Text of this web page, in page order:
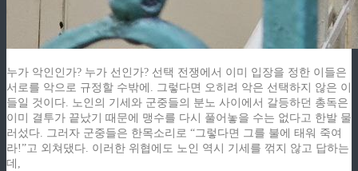
누가 악인인가? 누가 선인가? 선택 전쟁에서 이미 입장을 정한 이들은
서로를 악으로 규정할 수밖에. 그렇다면 오히려 악은 선택하지 않은 이
들일 것이다. 노인의 기세와 군중들의 분노 사이에서 갈등하던 총독은
이미 결투가 끝났기 때문에 맹수를 다시 풀어놓을 수는 없다고 한발 물
러섰다. 그러자 군중들은 한목소리로 “그렇다면 그를 불에 태워 죽여
라!”고 외쳐댔다. 이러한 위협에도 노인 역시 기세를 꺾지 않고 답하는
데,